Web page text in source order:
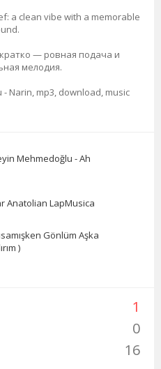
a clean vibe with a memorable
кратко — ровная подача и
мелодия.
- Narin, mp3, download, music
Mehmedoğlu - Ah
Anatolian LapMusica
Gönlüm Aşka
)
1
0
16